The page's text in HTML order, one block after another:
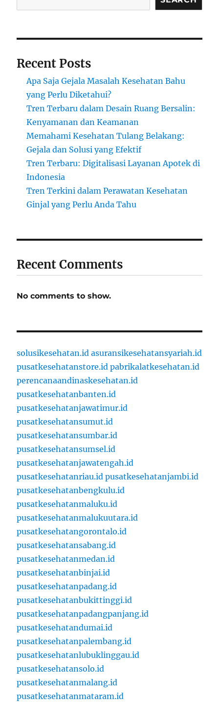
Recent Posts
Apa Saja Gejala Masalah Kesehatan Bahu
yang Perlu Diketahui?
Tren Terbaru dalam Desain Ruang Bersalin:
Kenyamanan dan Keamanan
Memahami Kesehatan Tulang Belakang:
Gejala dan Solusi yang Efektif
Tren Terbaru: Digitalisasi Layanan Apotek di
Indonesia
Tren Terkini dalam Perawatan Kesehatan
Ginjal yang Perlu Anda Tahu
Recent Comments
No comments to show.
solusikesehatan.id asuransikesehatansyariah.id
pusatkesehatanstore.id pabrikalatkesehatan.id
perencanaandinaskesehatan.id
pusatkesehatanbanten.id
pusatkesehatanjawatimur.id
pusatkesehatansumut.id
pusatkesehatansumbar.id
pusatkesehatansumsel.id
pusatkesehatanjawatengah.id
pusatkesehatanriau.id pusatkesehatanjambi.id
pusatkesehatanbengkulu.id
pusatkesehatanmaluku.id
pusatkesehatanmalukuutara.id
pusatkesehatangorontalo.id
pusatkesehatansabang.id
pusatkesehatanmedan.id
pusatkesehatanbinjai.id
pusatkesehatanpadang.id
pusatkesehatanbukittinggi.id
pusatkesehatanpadangpanjang.id
pusatkesehatandumai.id
pusatkesehatanpalembang.id
pusatkesehatanlubuklinggau.id
pusatkesehatansolo.id
pusatkesehatanmalang.id
pusatkesehatanmataram.id